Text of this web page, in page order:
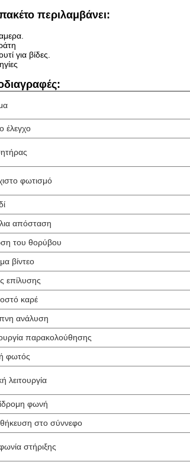
περιλαμβάνει:
για βίδες.
έλεγχο
φωτισμό
απόσταση
του θορύβου
βίντεο
επίλυσης
καρέ
ανάλυση
παρακολούθησης
φωτός
λειτουργία
φωνή
στο σύννεφο
στήριξης